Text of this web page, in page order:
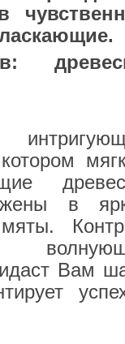
в
Вам